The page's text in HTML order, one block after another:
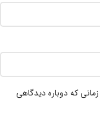
که دوباره دیدگاهی